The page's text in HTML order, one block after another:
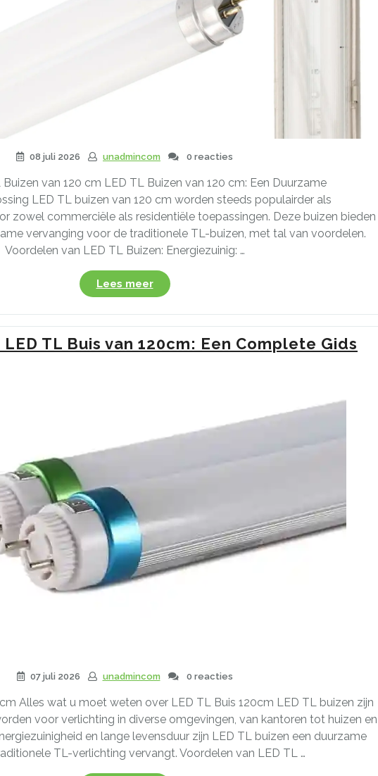
08 juli 2026 unadmincom 0 reacties
van 120 cm LED TL Buizen van 120 cm: Een Duurzame
LED TL buizen van 120 cm worden steeds populairder als
zowel commerciële als residentiële toepassingen. Deze buizen bieden
vervanging voor de traditionele TL-buizen, met tal van voordelen.
Voordelen van LED TL Buizen: Energiezuinig: …
Lees meer“Efficiënte
Verlichting:
LED
TL
Buizen
Verlichting”
TL Buis van 120cm: Een Complete Gids
07 juli 2026 unadmincom 0 reacties
Alles wat u moet weten over LED TL Buis 120cm LED TL buizen zijn
voor verlichting in diverse omgevingen, van kantoren tot huizen en
en lange levensduur zijn LED TL buizen een duurzame
TL-verlichting vervangt. Voordelen van LED TL …